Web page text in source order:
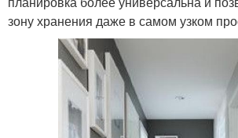
зону хранения даже в самом узком